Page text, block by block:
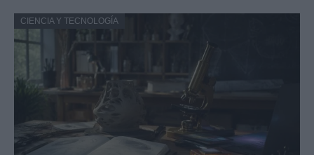
CIENCIA Y TECNOLOGÍA